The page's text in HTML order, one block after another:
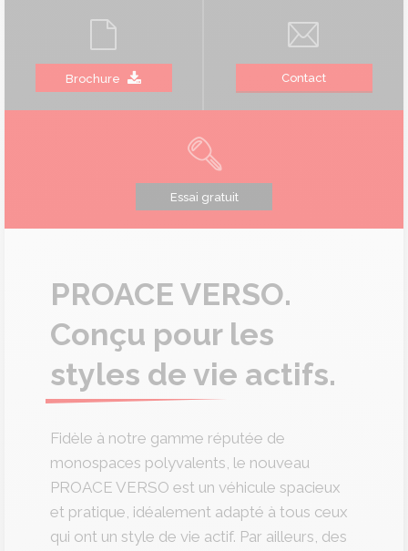
Brochure Contact
Essai gratuit
PROACE VERSO.
Conçu pour les
styles de vie actifs.
Fidèle à notre gamme réputée de
monospaces polyvalents, le nouveau
PROACE VERSO est un véhicule spacieux
et pratique, idéalement adapté à tous ceux
qui ont un style de vie actif. Par ailleurs, des